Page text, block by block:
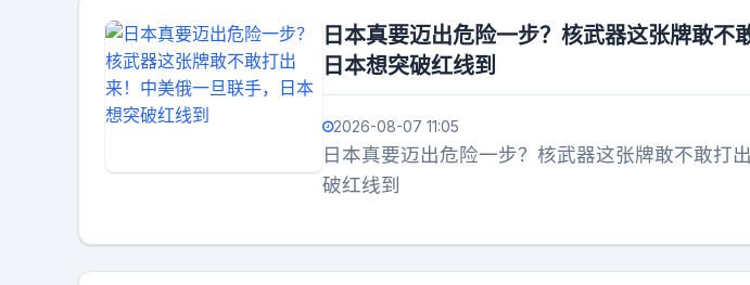
日本真要迈出危险一步？核武器这张牌敢不
日本想突破红线到
2026-08-07 11:05
日本真要迈出危险一步？核武器这张牌敢不敢打
破红线到